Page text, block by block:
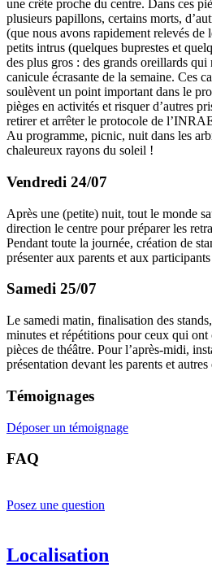
une crête proche du centre. Dans ces
plusieurs papillons, certains morts,
(que nous avons rapidement relevés de
petits intrus (quelques buprestes et
des plus gros : des grands oreillards qui
canicule écrasante de la semaine. Ces
soulèvent un point important dans le
pièges en activités et risquer d’autres
retirer et arrêter le protocole de
Au programme, picnic, nuit dans les
chaleureux rayons du soleil !
Vendredi 24/07
Après une (petite) nuit, tout le monde
direction le centre pour préparer les
Pendant toute la journée, création de
présenter aux parents et aux
Samedi 25/07
Le samedi matin, finalisation des
minutes et répétitions pour ceux qui ont
pièces de théâtre. Pour l’après-midi,
présentation devant les parents et autres
Témoignages
Déposer un témoignage
FAQ
Posez une question
Localisation